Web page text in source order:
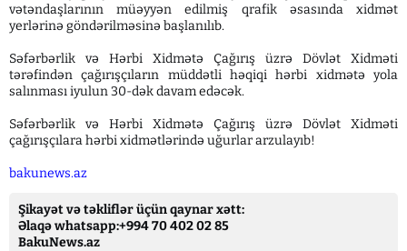
vətəndaşlarının müəyyən edilmiş qrafik əsasında xidmət
yerlərinə göndərilməsinə başlanılıb.
Səfərbərlik və Hərbi Xidmətə Çağırış üzrə Dövlət Xidməti
tərəfindən çağırışçıların müddətli həqiqi hərbi xidmətə yola
salınması iyulun 30-dək davam edəcək.
Səfərbərlik və Hərbi Xidmətə Çağırış üzrə Dövlət Xidməti
çağırışçılara hərbi xidmətlərində uğurlar arzulayıb!
bakunews.az
Şikayət və təkliflər üçün qaynar xətt:
Əlaqə whatsapp:+994 70 402 02 85
BakuNews.az